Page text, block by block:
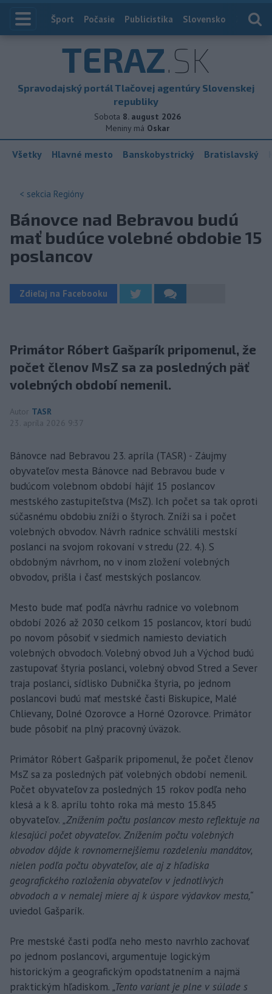
Index
Šport Počasie Publicistika Slovensko
TERAZ.SK
Spravodajský portál Tlačovej agentúry Slovenskej
republiky
Sobota 8. august 2026
Meniny má Oskar
Všetky Hlavné mesto Banskobystrický Bratislavský
< sekcia Regióny
Bánovce nad Bebravou budú
mať budúce volebné obdobie 15
poslancov
Zdieľaj na Facebooku
Primátor Róbert Gašparík pripomenul, že
počet členov MsZ sa za posledných päť
volebných období nemenil.
Autor TASR
23. apríla 2026 9:37
Bánovce nad Bebravou 23. apríla (TASR) - Záujmy
obyvateľov mesta Bánovce nad Bebravou bude v
budúcom volebnom období hájiť 15 poslancov
mestského zastupiteľstva (MsZ). Ich počet sa tak oproti
súčasnému obdobiu zníži o štyroch. Zníži sa i počet
volebných obvodov. Návrh radnice schválili mestskí
poslanci na svojom rokovaní v stredu (22. 4.). S
obdobným návrhom, no v inom zložení volebných
obvodov, prišla i časť mestských poslancov.
Mesto bude mať podľa návrhu radnice vo volebnom
období 2026 až 2030 celkom 15 poslancov, ktorí budú
po novom pôsobiť v siedmich namiesto deviatich
volebných obvodoch. Volebný obvod Juh a Východ budú
zastupovať štyria poslanci, volebný obvod Stred a Sever
traja poslanci, sídlisko Dubnička štyria, po jednom
poslancovi budú mať mestské časti Biskupice, Malé
Chlievany, Dolné Ozorovce a Horné Ozorovce. Primátor
bude pôsobiť na plný pracovný úväzok.
Primátor Róbert Gašparík pripomenul, že počet členov
MsZ sa za posledných päť volebných období nemenil.
Počet obyvateľov za posledných 15 rokov podľa neho
klesá a k 8. aprílu tohto roka má mesto 15.845
obyvateľov. „Znížením počtu poslancov mesto reflektuje na
klesajúci počet obyvateľov. Znížením počtu volebných
obvodov dôjde k rovnomernejšiemu rozdeleniu mandátov,
nielen podľa počtu obyvateľov, ale aj z hľadiska
geografického rozloženia obyvateľov v jednotlivých
obvodoch a v nemalej miere aj k úspore výdavkov mesta,“
uviedol Gašparík.
Pre mestské časti podľa neho mesto navrhlo zachovať
po jednom poslancovi, argumentuje logickým
historickým a geografickým opodstatnením a najmä
praktickým hľadiskom. „Tento variant je plne v súlade s